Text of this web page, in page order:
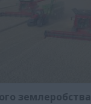
землеробства